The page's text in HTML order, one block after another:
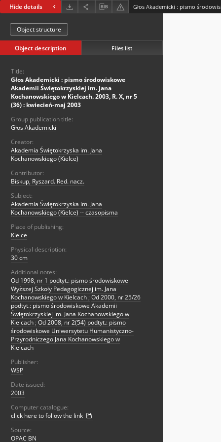
Hide details
Object structure
Object description Files list
Title:
Głos Akademicki : pismo środowiskowe
Akademii Świętokrzyskiej im. Jana
Kochanowskiego w Kielcach. 2003, R. X, nr 5
(36) : kwiecień-maj 2003
Group publication title:
Głos Akademicki
Creator:
Akademia Świętokrzyska im. Jana
Kochanowskiego (Kielce)
Contributor:
Biskup, Ryszard. Red. nacz.
Subject:
Akademia Świętokrzyska im. Jana
Kochanowskiego (Kielce) -- czasopisma
Place of publishing:
Kielce
Physical description:
30 cm
Additional notes:
Od 1998, nr 1 podtyt.: pismo środowiskowe
Wyższej Szkoły Pedagogicznej im. Jana
Kochanowskiego w Kielcach ; Od 2000, nr 25/26
podtyt.: pismo środowiskowe Akademii
Świętokrzyskiej im. Jana Kochanowskiego w
Kielcach ; Od 2008, nr 2(54) podtyt.: pismo
środowiskowe Uniwersytetu Humanistyczno-
Przyrodniczego Jana Kochanowskiego w
Kielcach
Publisher:
WSP
Date issued:
2003
Computer catalogue:
click here to follow the link
Source:
OPAC BN